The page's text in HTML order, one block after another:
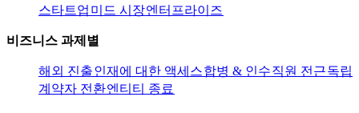
스타트업​​ 미드 시장​​엔터프라이즈​​
비즈니스 과제별​​
해외 진출​​인재에 대한 액세스​​합병 & 인수​​직원 전근​​독립
계약자 전환​​엔티티 종료​​